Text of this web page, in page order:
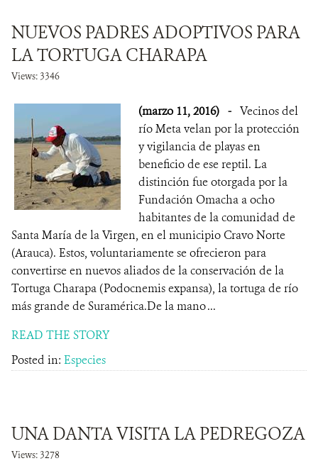
NUEVOS PADRES ADOPTIVOS PARA
LA TORTUGA CHARAPA
Views: 3346
(marzo 11, 2016) - Vecinos del
río Meta velan por la protección
y vigilancia de playas en
beneficio de ese reptil. La
distinción fue otorgada por la
Fundación Omacha a ocho
habitantes de la comunidad de
Santa María de la Virgen, en el municipio Cravo Norte
(Arauca). Estos, voluntariamente se ofrecieron para
convertirse en nuevos aliados de la conservación de la
Tortuga Charapa (Podocnemis expansa), la tortuga de río
más grande de Suramérica.De la mano ...
READ THE STORY
Posted in: Especies
UNA DANTA VISITA LA PEDREGOZA
Views: 3278